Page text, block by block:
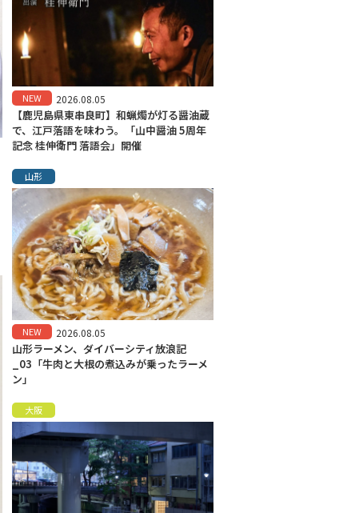
NEW 2026.08.05
【鹿児島県東串良町】和蝋燭が灯る醤油蔵
で、江戸落語を味わう。「山中醤油 5周年
記念 桂伸衛門 落語会」開催
山形
NEW 2026.08.05
山形ラーメン、ダイバーシティ放浪記
_03「牛肉と大根の煮込みが乗ったラーメ
ン」
大阪